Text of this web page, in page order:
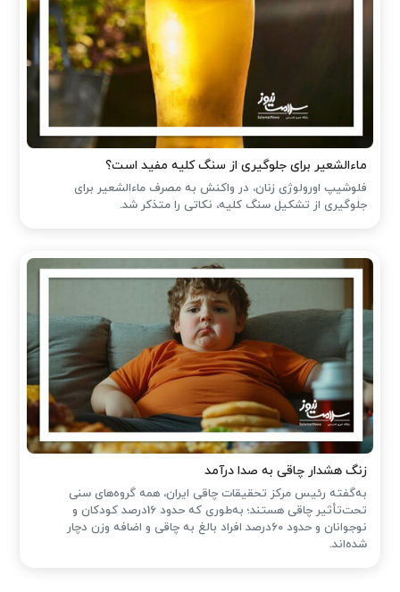
ماءالشعیر برای جلوگیری از سنگ کلیه مفید است؟
فلوشیپ اورولوژی زنان، در واکنش به مصرف ماءالشعیر برای
جلوگیری از تشکیل سنگ کلیه، نکاتی را متذکر شد.
زنگ هشدار چاقی به صدا درآمد
به‌گفته رئیس مرکز تحقیقات چاقی ایران، همه گروه‌های سنی
تحت‌تأثیر چاقی هستند؛ به‌طوری که حدود 16درصد کودکان و
نوجوانان و حدود 60درصد افراد بالغ به چاقی و اضافه وزن دچار
شده‌اند.